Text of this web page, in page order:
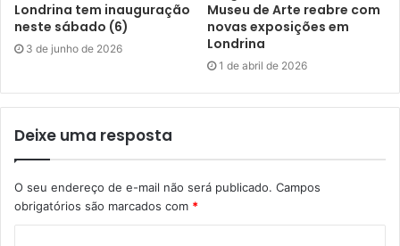
Casa do Empreendedor e do Sebrae, que também estão
apoiando a iniciativa. O link para acesso é
. Mais informações podem
ser obtidas pelos telefones (43) 3379-7922 ou 3379-
Londrina tem inauguração
neste sábado (6)
3 de junho de 2026
Museu de Arte reabre com
novas exposições em
Londrina
1 de abril de 2026
Deixe uma resposta
O seu endereço de e-mail não será publicado. Campos
obrigatórios são marcados com *